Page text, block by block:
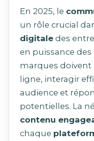
En 2025, le
un rôle crucial
digitale des
en puissance des
marques doivent
ligne, interagir
audience et
potentielles. La
contenu
chaque